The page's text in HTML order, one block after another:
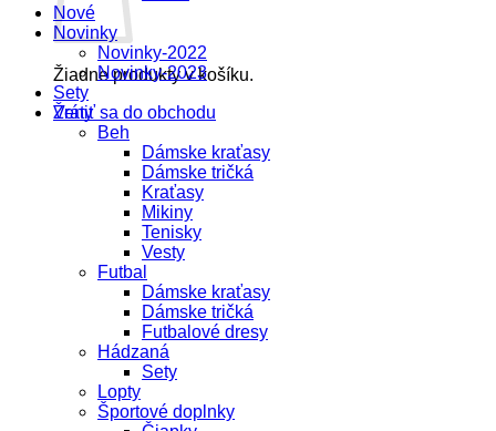
Žiadne produkty v košíku.
Vrátiť sa do obchodu
Nové
Novinky
Novinky-2022
Novinky-2023
Sety
Ženy
Beh
Dámske kraťasy
Dámske tričká
Kraťasy
Mikiny
Tenisky
Vesty
Futbal
Dámske kraťasy
Dámske tričká
Futbalové dresy
Hádzaná
Sety
Lopty
Športové doplnky